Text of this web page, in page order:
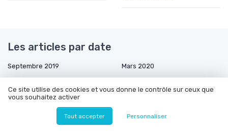
Les articles par date
Septembre 2019
Mars 2020
Mai 2020
Juin 2020
Août 2020
Septembre 2020
Ce site utilise des cookies et vous donne le contrôle sur ceux que
vous souhaitez activer
Tout accepter Personnaliser